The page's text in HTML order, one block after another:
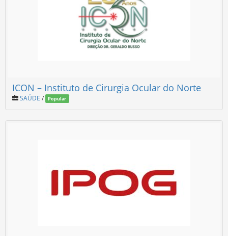
ICON – Instituto de Cirurgia Ocular do Norte
SAÚDE / Popular